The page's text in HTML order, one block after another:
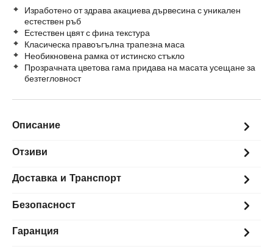
Изработено от здрава акациева дървесина с уникален
естествен ръб
Естествен цвят с фина текстура
Класическа правоъгълна трапезна маса
Необикновена рамка от истинско стъкло
Прозрачната цветова гама придава на масата усещане за
безтегловност
Описание
Отзиви
Доставка и Транспорт
Безопасност
Гаранция